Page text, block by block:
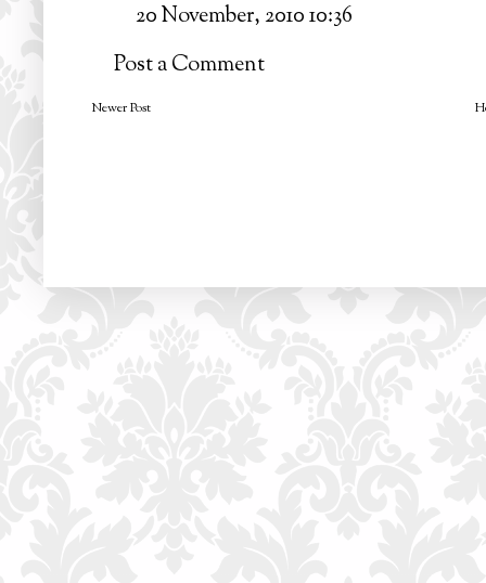
20 November, 2010 10:36
Post a Comment
Newer Post